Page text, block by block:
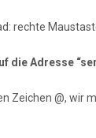
rechte
die Adresse
Zeichen @, wir